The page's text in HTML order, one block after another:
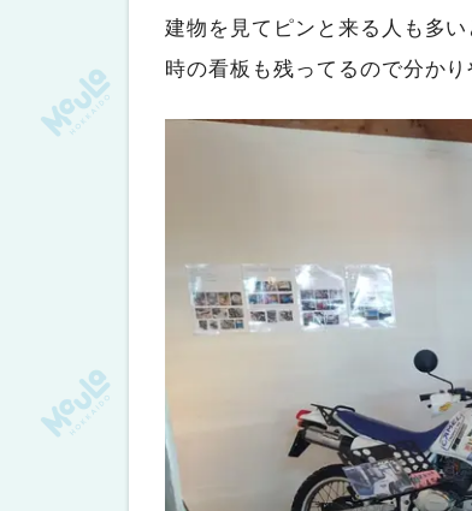
建物を見てピンと来る人も多
時の看板も残ってるので分かり